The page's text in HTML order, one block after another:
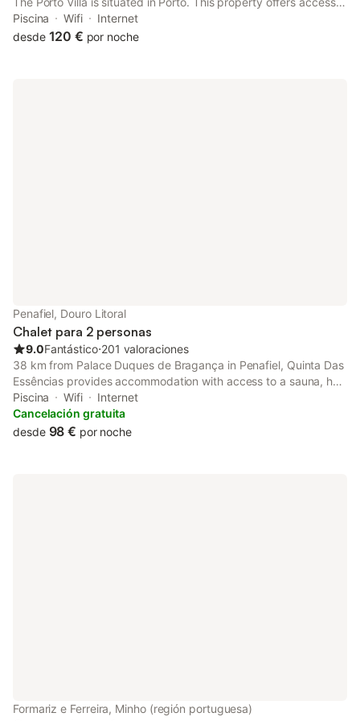
to a terrace, free private parking and free WiFi. The property is
non-smoking and is located 1.6 km from FC Porto Museum.
Piscina Wifi
Internet
desde 120 € por noche
Penafiel, Douro Litoral
Chalet para 2 personas
9.0Fantástico⋅201 valoraciones
38 km from Palace Duques de Bragança in Penafiel, Quinta Das
Essências provides accommodation with access to a sauna, hot
tub and hammam. This villa features a private pool, a garden
and barbecue facilities.
Piscina Wifi
Internet
Cancelación gratuita
desde 98 € por noche
Formariz e Ferreira, Minho (región portuguesa)